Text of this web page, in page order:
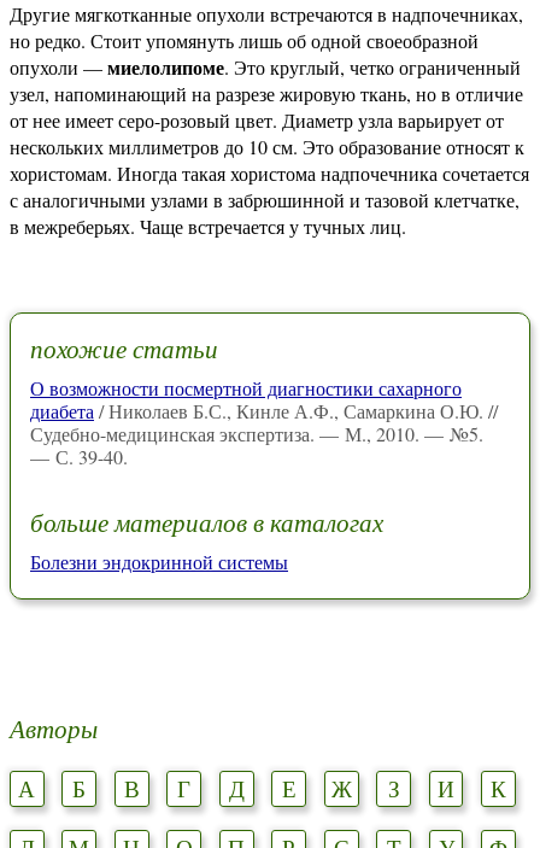
Другие мягкотканные опухоли встречаются в надпочечниках,
но редко. Стоит упомянуть лишь об одной своеобразной
опухоли —миелолипоме. Это круглый, четко ограниченный
узел, напоминающий на разрезе жировую ткань, но в отличие
от нее имеет серо-розовый цвет. Диаметр узла варьирует от
нескольких миллиметров до 10 см. Это образование относят к
хористомам. Иногда такая хористома надпочечника сочетается
с аналогичными узлами в забрюшинной и тазовой клетчатке,
в межреберьях. Чаще встречается у тучных лиц.
похожие статьи
О возможности посмертной диагностики сахарного
диабета/ Николаев Б.С., Кинле А.Ф., Самаркина О.Ю. //
Судебно-медицинская экспертиза. — М., 2010. — №5.
— С. 39-40.
больше материалов в каталогах
Болезни эндокринной системы
Авторы
А Б В Г Д Е Ж З И
К